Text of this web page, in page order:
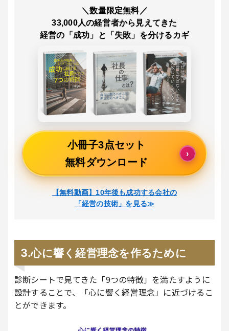
＼数量限定無料／
33,000人の経営者から見えてきた
経営の「成功」と「失敗」を分けるカギ
小冊子3点セット
無料ダウンロード
›
【無料動画】10年後も成功する会社の
「経営の技術」を見る≫
3.心に響く経営理念を作るために
診断シートで見てきた「9つの特徴」を満たすように
設計することで、「心に響く経営理念」に近づけるこ
とができます。